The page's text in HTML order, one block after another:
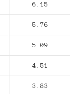
6.15
5.76
5.09
4.51
3.83